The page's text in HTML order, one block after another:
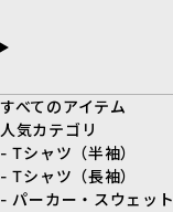
すべてのアイテム
人気カテゴリ
- Tシャツ（半袖）
- Tシャツ（長袖）
- パーカー・スウェット